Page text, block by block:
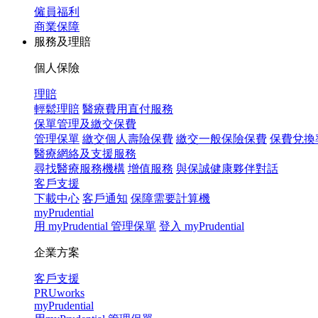
僱員福利
商業保障
服務及理賠
個人保險
理賠
輕鬆理賠 醫療費用直付服務
保單管理及繳交保費
管理保單 繳交個人壽險保費 繳交一般保險保費 保費兌換
醫療網絡及支援服務
尋找醫療服務機構 增值服務 與保誠健康夥伴對話
客戶支援
下載中心 客戶通知 保障需要計算機
myPrudential
用 myPrudential 管理保單 登入 myPrudential
企業方案
客戶支援
PRUworks
myPrudential